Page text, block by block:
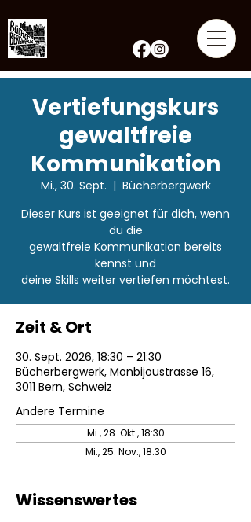
Vertiefungskurs
gewaltfreie
Kommunikation
Mi., 30. Sept.
  |
Bücherbergwerk
Dieser Kurs ist geeignet für dich, wenn
du die
gewaltfreie Kommunikation bereits
kennst und
deine Skills weiter vertiefen möchtest.
Zeit & Ort
30. Sept. 2026, 18:30 – 21:30
Bücherbergwerk, Monbijoustrasse 16,
3011 Bern, Schweiz
Andere Termine
Mi., 28. Okt., 18:30
Mi., 25. Nov., 18:30
Wissenswertes